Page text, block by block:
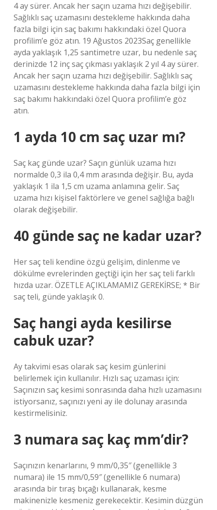
4 ay sürer. Ancak her saçın uzama hızı değişebilir.
Sağlıklı saç uzamasını destekleme hakkında daha
fazla bilgi için saç bakımı hakkındaki özel Quora
profilim’e göz atın. 19 Ağustos 2023Saç genellikle
ayda yaklaşık 1,25 santimetre uzar, bu nedenle saç
derinizde 12 inç saç çıkması yaklaşık 2 yıl 4 ay sürer.
Ancak her saçın uzama hızı değişebilir. Sağlıklı saç
uzamasını destekleme hakkında daha fazla bilgi için
saç bakımı hakkındaki özel Quora profilim’e göz
atın.
1 ayda 10 cm saç uzar mı?
Saç kaç günde uzar? Saçın günlük uzama hızı
normalde 0,3 ila 0,4 mm arasında değişir. Bu, ayda
yaklaşık 1 ila 1,5 cm uzama anlamına gelir. Saç
uzama hızı kişisel faktörlere ve genel sağlığa bağlı
olarak değişebilir.
40 günde saç ne kadar uzar?
Her saç teli kendine özgü gelişim, dinlenme ve
dökülme evrelerinden geçtiği için her saç teli farklı
hızda uzar. ÖZETLE AÇIKLAMAMIZ GEREKİRSE; * Bir
saç teli, günde yaklaşık 0.
Saç hangi ayda kesilirse
cabuk uzar?
Ay takvimi esas olarak saç kesim günlerini
belirlemek için kullanılır. Hızlı saç uzaması için:
Saçınızın saç kesimi sonrasında daha hızlı uzamasını
istiyorsanız, saçınızı yeni ay ile dolunay arasında
kestirmelisiniz.
3 numara saç kaç mm’dir?
Saçınızın kenarlarını, 9 mm/0,35″ (genellikle 3
numara) ile 15 mm/0,59″ (genellikle 6 numara)
arasında bir tıraş bıçağı kullanarak, kesme
makinenizle kesmeniz gerekecektir. Kesimin düzgün